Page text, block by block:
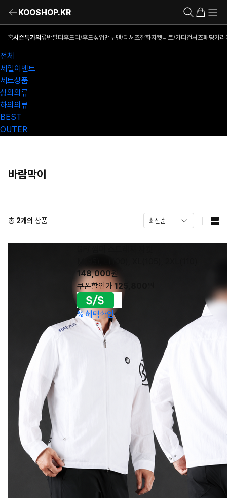
KOOSHOP.KR
홈시즌특가의류반팔티 후드티/후드짚업맨투맨/티셔츠잡화자켓니트/가디건셔츠패딩카라
전체
세일이벤트
세트상품
상의의류
하의의류
BEST
OUTER
바람막이
총 2개의 상품
148,000원
쿠폰할인가125,800
% 혜택확인